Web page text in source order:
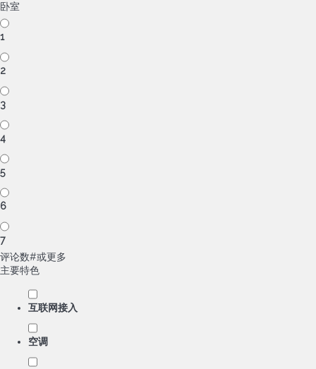
卧室
1
2
3
4
5
6
7
评论数#或更多
主要特色
互联网接入
空调